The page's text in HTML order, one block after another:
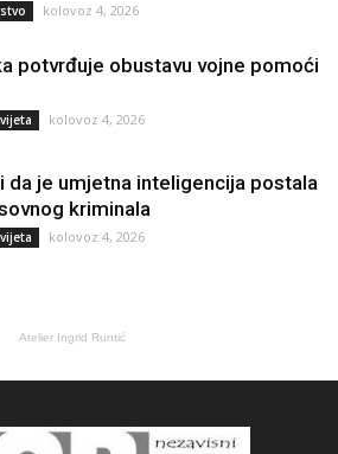
kolovoz 4, 2026
potvrđuje obustavu vojne pomoći
kolovoz 4, 2026
da je umjetna inteligencija postala
kriminala
kolovoz 4, 2026
Atelier Ingrid Runtić